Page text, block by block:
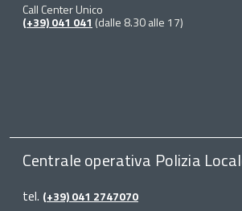
Call Center Unico
(+39) 041 041 (dalle 8.30 alle 17)
Centrale operativa Polizia
tel. (+39) 041 2747070